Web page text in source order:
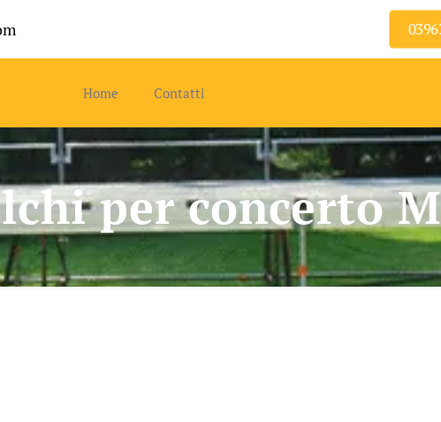
Home Contatti
per concerto